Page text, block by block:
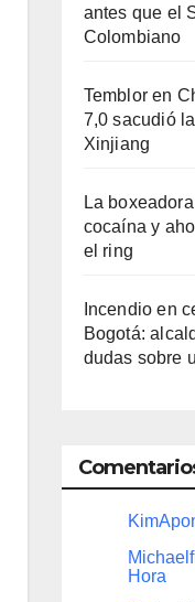
antes que el
Colombiano
Temblor en
7,0 sacudió
Xinjiang
La
cocaína y
el ring​
Incendio en
Bogotá:
dudas sobre
Hora